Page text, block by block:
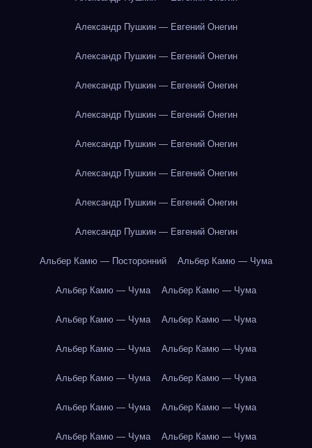
Александр Пушкин — Евгений Онегин
Александр Пушкин — Евгений Онегин
Александр Пушкин — Евгений Онегин
Александр Пушкин — Евгений Онегин
Александр Пушкин — Евгений Онегин
Александр Пушкин — Евгений Онегин
Александр Пушкин — Евгений Онегин
Александр Пушкин — Евгений Онегин
Альбер Камю — Посторонний Альбер Камю — Чума
Альбер Камю — Чума Альбер Камю — Чума
Альбер Камю — Чума Альбер Камю — Чума
Альбер Камю — Чума Альбер Камю — Чума
Альбер Камю — Чума Альбер Камю — Чума
Альбер Камю — Чума Альбер Камю — Чума
Альбер Камю — Чума Альбер Камю — Чума